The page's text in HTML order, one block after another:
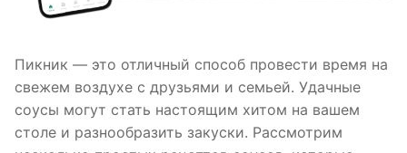
Пикник — это отличный способ провести время на
свежем воздухе с друзьями и семьей. Удачные
соусы могут стать настоящим хитом на вашем
столе и разнообразить закуски. Рассмотрим